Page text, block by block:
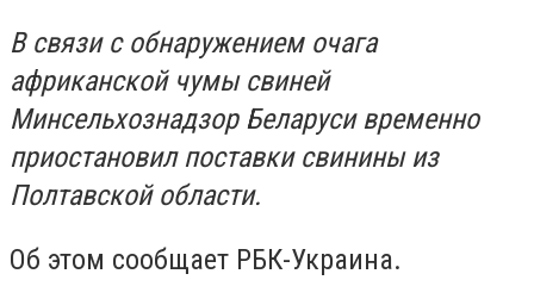
В связи с обнаружением очага
африканской чумы свиней
Минсельхознадзор Беларуси временно
приостановил поставки свинины из
Полтавской области.
Об этом сообщает РБК-Украина.